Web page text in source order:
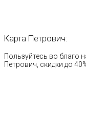
Карта Петрович:
Пользуйтесь во благо
Петрович, скидки до